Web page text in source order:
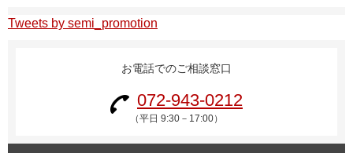
Tweets by semi_promotion
お電話でのご相談窓口
072-943-0212
（平日 9:30－17:00）